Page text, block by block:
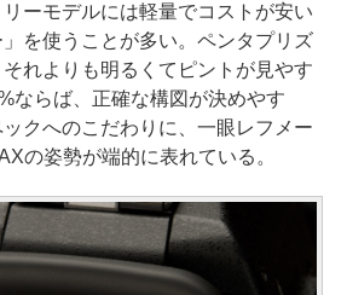
ーモデルには軽量でコストが安い
」を使うことが多い。ペンタプリズ
れよりも明るくてピントが見やす
ならば、正確な構図が決めやす
クへのこだわりに、一眼レフメー
の姿勢が端的に表れている。